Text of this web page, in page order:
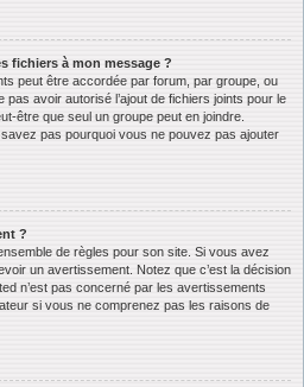
fichiers à mon message ?
peut être accordée par forum, par groupe, ou
pas avoir autorisé l’ajout de fichiers joints pour le
être que seul un groupe peut en joindre.
pas pourquoi vous ne pouvez pas ajouter
?
de règles pour son site. Si vous avez
un avertissement. Notez que c’est la décision
n’est pas concerné par les avertissements
si vous ne comprenez pas les raisons de